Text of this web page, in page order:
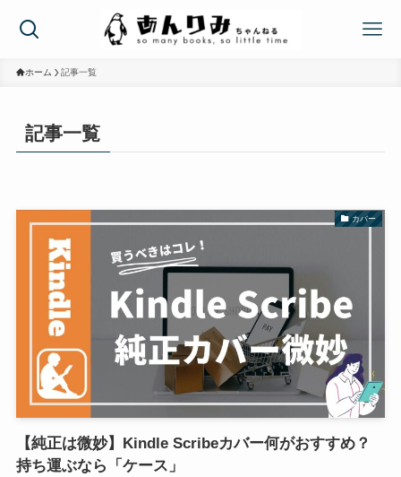
ホーム 記事一覧
記事一覧
カバー
【純正は微妙】Kindle Scribeカバー何がおすすめ？
持ち運ぶなら「ケース」